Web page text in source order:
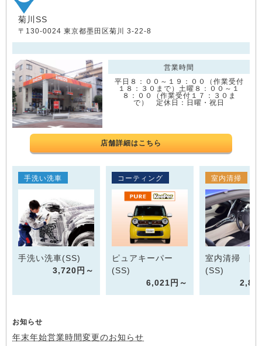
菊川SS
〒130-0024 東京都墨田区菊川 3-22-8
営業時間
平日８：００～１９：００（作業受付
１８：３０まで）土曜８：００～１
８：００（作業受付１７：３０ま
で） 定休日：日曜・祝日
店舗詳細はこちら
手洗い洗車
手洗い洗車(SS)
3,720円～
コーティング
ピュアキーパー
(SS)
6,021円～
室内清掃
室内清掃 除
(SS)
お知らせ
年末年始営業時間変更のお知らせ